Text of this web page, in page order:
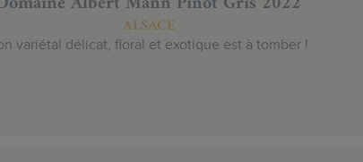
ALSACE
variétal délicat, floral et exotique est à tomber !